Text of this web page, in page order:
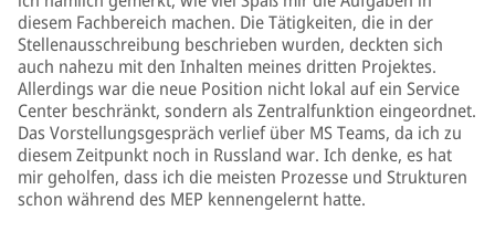
diesem Fachbereich machen. Die Tätigkeiten, die in der
Stellenausschreibung beschrieben wurden, deckten sich
auch nahezu mit den Inhalten meines dritten Projektes.
Allerdings war die neue Position nicht lokal auf ein Service
Center beschränkt, sondern als Zentralfunktion eingeordnet.
Das Vorstellungsgespräch verlief über MS Teams, da ich zu
diesem Zeitpunkt noch in Russland war. Ich denke, es hat
mir geholfen, dass ich die meisten Prozesse und Strukturen
schon während des MEP kennengelernt hatte.